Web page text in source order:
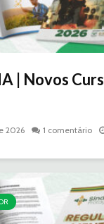
| Novos
2026 1 comentário